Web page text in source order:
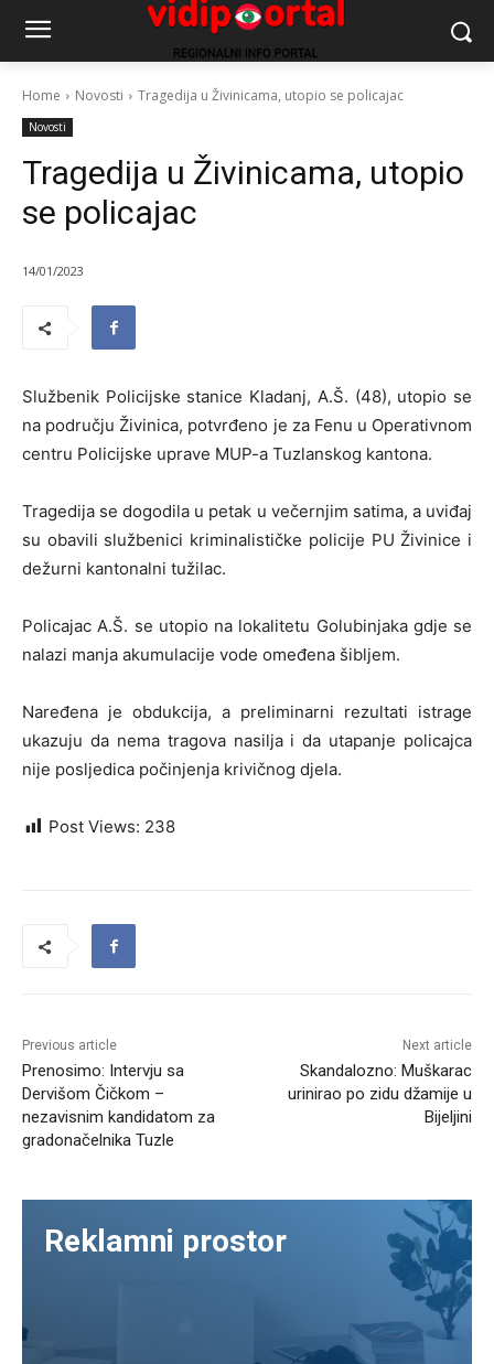
Home Novosti Tragedija u Živinicama, utopio se policajac
Novosti
Tragedija u Živinicama, utopio
se policajac
14/01/2023
Službenik Policijske stanice Kladanj, A.Š. (48), utopio se
na području Živinica, potvrđeno je za Fenu u Operativnom
centru Policijske uprave MUP-a Tuzlanskog kantona.
Tragedija se dogodila u petak u večernjim satima, a uviđaj
su obavili službenici kriminalističke policije PU Živinice i
dežurni kantonalni tužilac.
Policajac A.Š. se utopio na lokalitetu Golubinjaka gdje se
nalazi manja akumulacije vode omeđena šibljem.
Naređena je obdukcija, a preliminarni rezultati istrage
ukazuju da nema tragova nasilja i da utapanje policajca
nije posljedica počinjenja krivičnog djela.
Post Views: 238
Previous article
Prenosimo: Intervju sa
Dervišom Čičkom –
nezavisnim kandidatom za
gradonačelnika Tuzle
Next article
Skandalozno: Muškarac
urinirao po zidu džamije u
Bijeljini
Reklamni prostor